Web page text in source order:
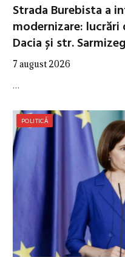
Strada Burebista a
modernizare:
Dacia și str.
7 august 2026
…
POLITICĂ